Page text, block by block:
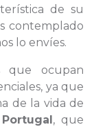
de su
contemplado
lo envíes.
que ocupan
ya que
de la vida de
, que